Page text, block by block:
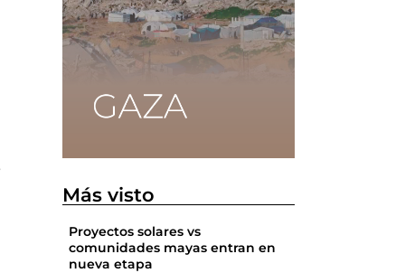
Más visto
Proyectos solares vs
comunidades mayas entran en
nueva etapa